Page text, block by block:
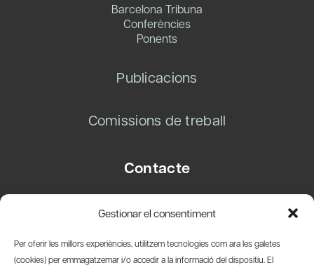
Gestionar el consentiment
Per oferir les millors experiències, utilitzem tecnologies com ara les galetes
(cookies) per emmagatzemar i/o accedir a la informació del dispositiu. El
Barcelona Tribuna
Conferències
Ponents
Publicacions
Comissions de treball
Contacte
08003 Barcelona
info@amicsdelpais.com